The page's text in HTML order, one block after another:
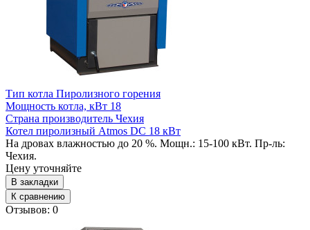
Тип котла Пиролизного горения
Мощность котла, кВт 18
Страна производитель Чехия
Котел пиролизный Atmos DC 18 кВт
На дровах влажностью до 20 %. Мощн.: 15-100 кВт. Пр-ль:
Чехия.
Цену уточняйте
В закладки
К сравнению
Отзывов: 0